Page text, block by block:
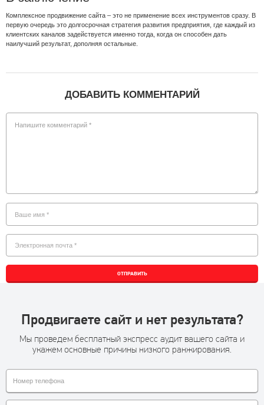
Комплексное продвижение сайта – это не применение всех инструментов сразу. В
первую очередь это долгосрочная стратегия развития предприятия, где каждый из
клиентских каналов задействуется именно тогда, когда он способен дать
наилучший результат, дополняя остальные.
ДОБАВИТЬ КОММЕНТАРИЙ
ОТПРАВИТЬ
Продвигаете сайт и нет результата?
Мы проведем бесплатный экспресс аудит вашего сайта и
укажем основные причины низкого ранжирования.